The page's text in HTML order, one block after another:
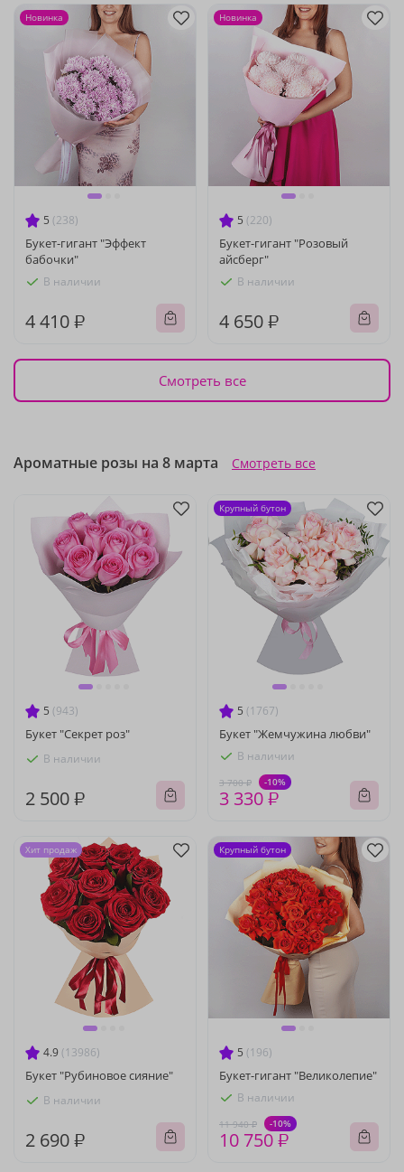
5 (238)
Букет-гигант "Эффект
бабочки"
В наличии
4 410 ₽
Новинка
5 (220)
Букет-гигант "Розовый
айсберг"
В наличии
4 650 ₽
Новинка
Смотреть все
Ароматные розы на 8 марта Смотреть все
5 (943)
Букет "Секрет роз"
В наличии
2 500 ₽
5 (1767)
Букет "Жемчужина любви"
В наличии
3 700 ₽ -10%
3 330 ₽
Крупный бутон
4.9 (13986)
Букет "Рубиновое сияние"
В наличии
2 690 ₽
Хит продаж
5 (196)
Букет-гигант "Великолепие"
В наличии
11 940 ₽ -10%
10 750 ₽
Крупный бутон